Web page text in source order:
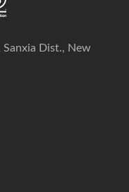
Sanxia Dist., New